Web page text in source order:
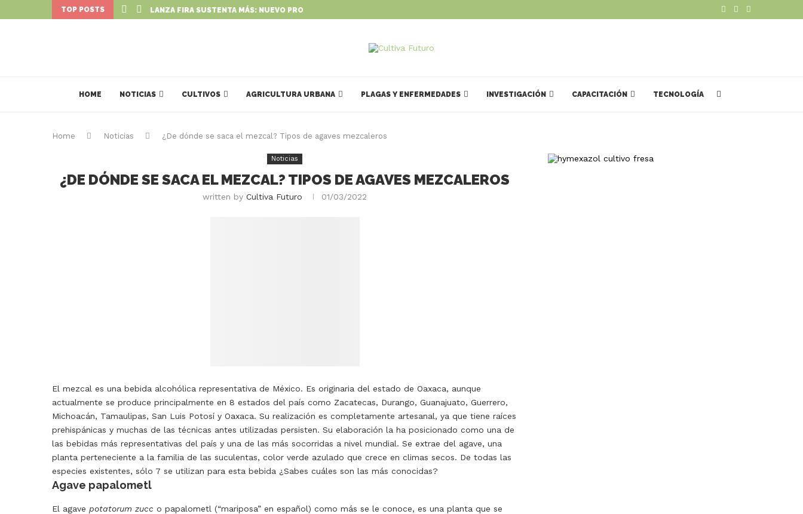
TOP POSTS LANZA FIRA SUSTENTA MÁS: NUEVO PROGRAMA PARA IMPULSAR...
HOME NOTICIAS CULTIVOS AGRICULTURA URBANA PLAGAS Y ENFERMEDADES INVESTIGACIÓN CAPACITACIÓN TECNOLOGÍA
Home Noticias ¿De dónde se saca el mezcal? Tipos de agaves mezcaleros
Noticias
¿DE DÓNDE SE SACA EL MEZCAL? TIPOS DE AGAVES MEZCALEROS
written byCultiva Futuro 01/03/2022
El mezcal es una bebida alcohólica representativa de México. Es originaria del estado de Oaxaca, aunque
actualmente se produce principalmente en 8 estados del país como Zacatecas, Durango, Guanajuato, Guerrero,
Michoacán, Tamaulipas, San Luis Potosí y Oaxaca. Su realización es completamente artesanal, ya que tiene raíces
prehispánicas y muchas de las técnicas antes utilizadas persisten. Su elaboración la ha posicionado como una de
las bebidas más representativas del país y una de las más socorridas a nivel mundial. Se extrae del agave, una
planta perteneciente a la familia de las suculentas, color verde azulado que crece en climas secos. De todas las
especies existentes, sólo 7 se utilizan para esta bebida ¿Sabes cuáles son las más conocidas?
Agave papalometl
El agave potatorum zucc o papalometl (“mariposa” en español) como más se le conoce, es una planta que se